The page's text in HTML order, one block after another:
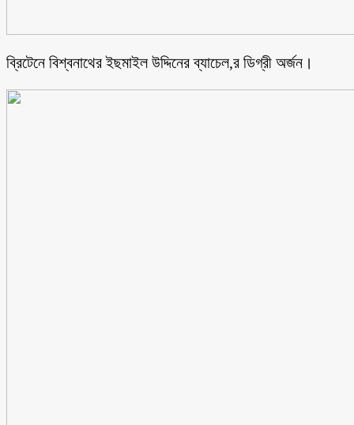
ব্রিটেনে বিশ্বনাথের ইছমাইল উদ্দিনের ব্যাচেল,র ডিগ্রী অর্জন।